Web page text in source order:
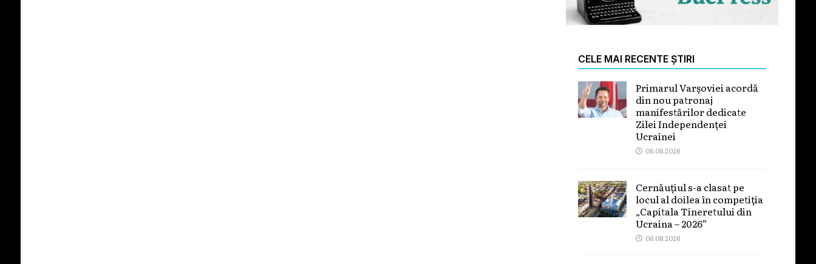
CELE MAI RECENTE ȘTIRI
Primarul Varșoviei acordă
din nou patronaj
manifestărilor dedicate
Zilei Independenței
Ucrainei
06.08.2026
Cernăuțiul s-a clasat pe
locul al doilea în competiția
„Capitala Tineretului din
Ucraina – 2026”
06.08.2026